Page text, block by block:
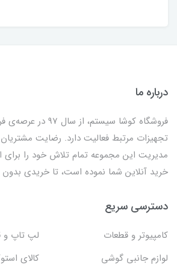
درباره ما
فروشگاه کوشا سیستم،
تجهیزات مرتبط فعالیت دارد. رضایت
مدیریت این مجموعه تمام تلاش خود را برای
خرید آنلاین شما نموده است، تا خریدی بدون
دسترسی سریع
کامپیوتر و قطعات
لپ تاپ و
لوازم جانبی گوشی
کالای